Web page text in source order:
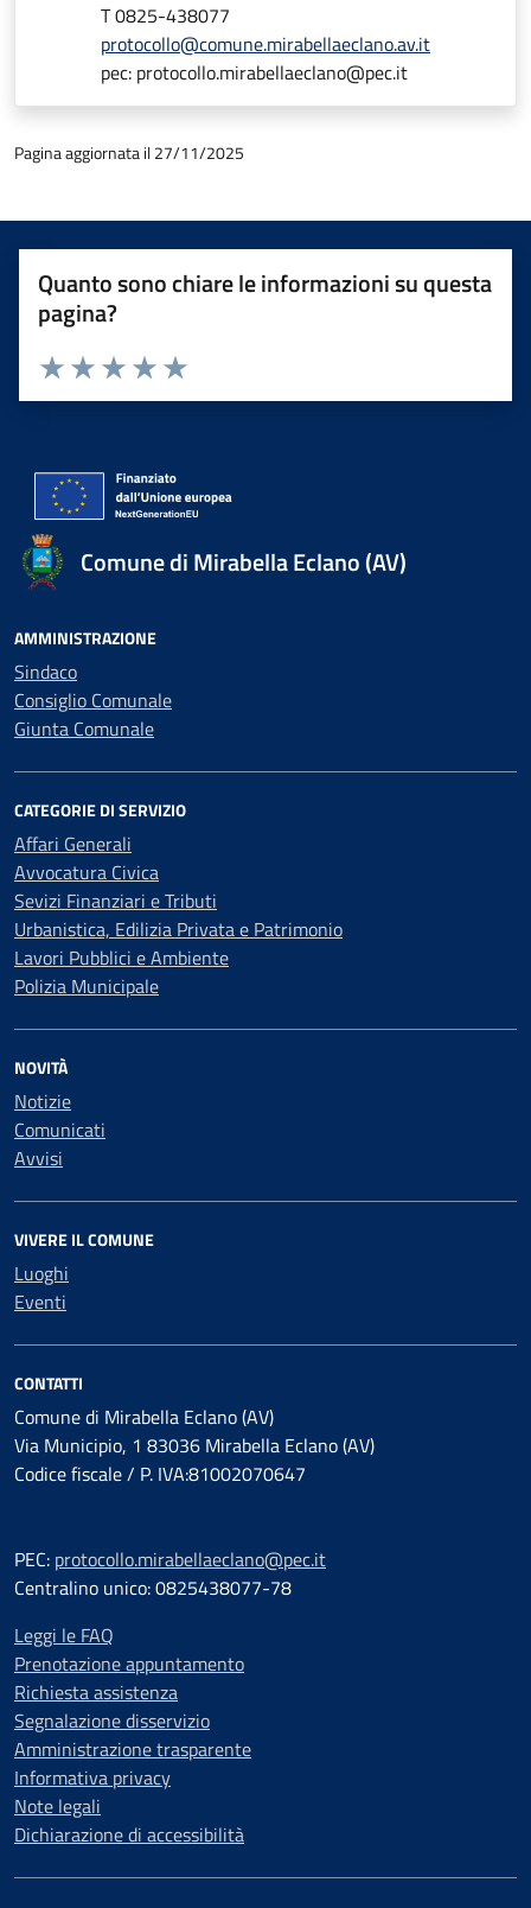
T 0825-438077
protocollo@comune.mirabellaeclano.av.it
pec: protocollo.mirabellaeclano@pec.it
Pagina aggiornata il 27/11/2025
Quanto sono chiare le informazioni su questa
pagina?
Valuta 5 stelle su 5
Valuta 4 stelle su 5
Valuta 3 stelle su 5
Valuta 2 stelle su 5
Valuta 1 stelle su 5
Comune di Mirabella Eclano (AV)
AMMINISTRAZIONE
Sindaco
Consiglio Comunale
Giunta Comunale
CATEGORIE DI SERVIZIO
Affari Generali
Avvocatura Civica
Sevizi Finanziari e Tributi
Urbanistica, Edilizia Privata e Patrimonio
Lavori Pubblici e Ambiente
Polizia Municipale
NOVITÀ
Notizie
Comunicati
Avvisi
VIVERE IL COMUNE
Luoghi
Eventi
CONTATTI
Comune di Mirabella Eclano (AV)
Via Municipio, 1 83036 Mirabella Eclano (AV)
Codice fiscale / P. IVA:81002070647
PEC: protocollo.mirabellaeclano@pec.it
Centralino unico: 0825438077-78
Leggi le FAQ
Prenotazione appuntamento
Richiesta assistenza
Segnalazione disservizio
Amministrazione trasparente
Informativa privacy
Note legali
Dichiarazione di accessibilità